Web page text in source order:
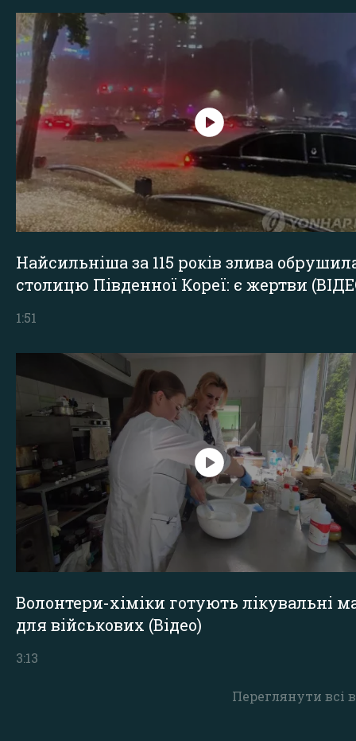
Переглянути всі
Найсильніша за 115 років злива
столицю Південної Кореї: є жертви
1:51
Волонтери-хіміки готують лікувальні
для військових (Відео)
3:13